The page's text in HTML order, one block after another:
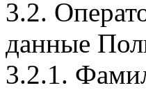
3.2.
данные
3.2.1.